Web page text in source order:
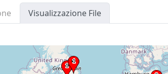
Visualizzazione File